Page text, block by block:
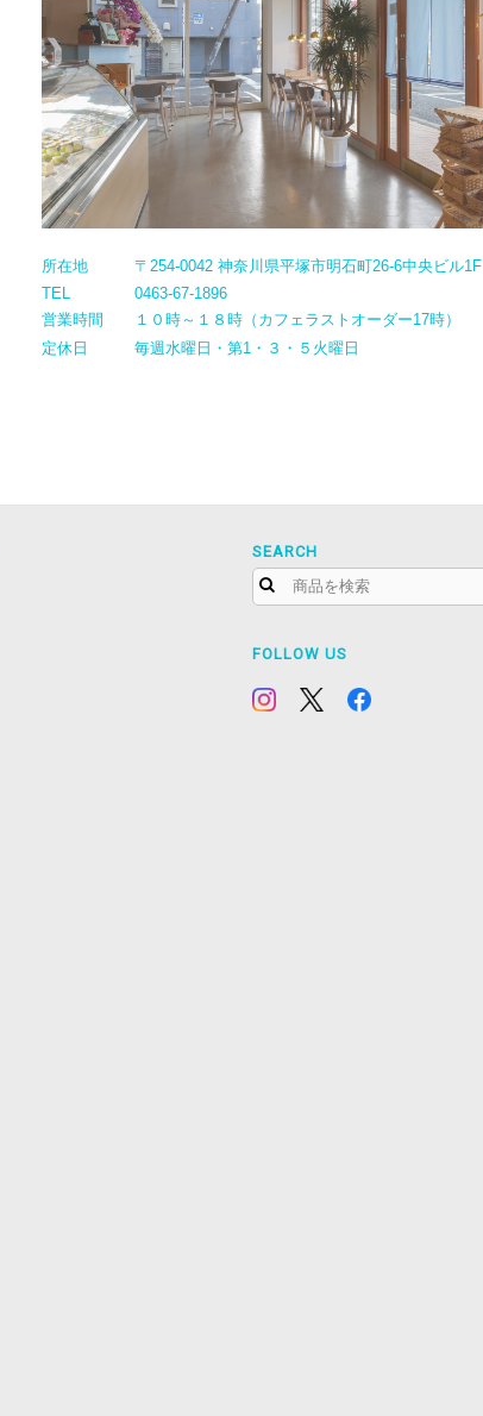
所在地
〒254-0042 神奈川県平塚市明石町26-6中央ビル1F
TEL
0463-67-1896
営業時間
１０時～１８時（カフェラストオーダー17時）
定休日
毎週水曜日・第1・３・５火曜日
SEARCH
FOLLOW US